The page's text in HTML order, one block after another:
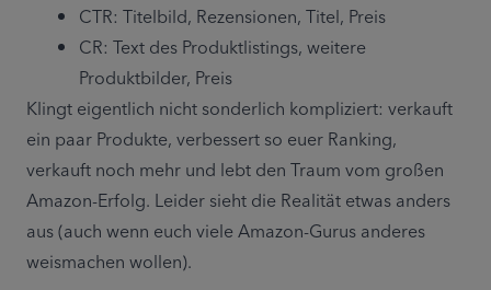
CTR: Titelbild, Rezensionen, Titel, Preis
CR: Text des Produktlistings, weitere
Produktbilder, Preis
Klingt eigentlich nicht sonderlich kompliziert: verkauft
ein paar Produkte, verbessert so euer Ranking,
verkauft noch mehr und lebt den Traum vom großen
Amazon-Erfolg. Leider sieht die Realität etwas anders
aus (auch wenn euch viele Amazon-Gurus anderes
weismachen wollen).